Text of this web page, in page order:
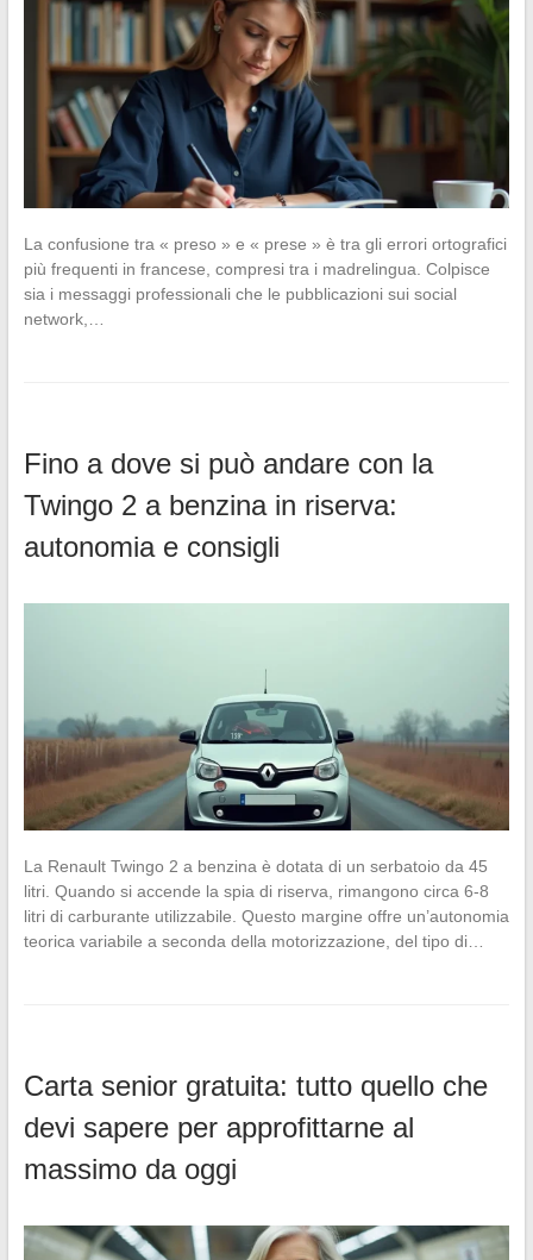
La confusione tra « preso » e « prese » è tra gli errori ortografici
più frequenti in francese, compresi tra i madrelingua. Colpisce
sia i messaggi professionali che le pubblicazioni sui social
network,…
Fino a dove si può andare con la
Twingo 2 a benzina in riserva:
autonomia e consigli
La Renault Twingo 2 a benzina è dotata di un serbatoio da 45
litri. Quando si accende la spia di riserva, rimangono circa 6-8
litri di carburante utilizzabile. Questo margine offre un’autonomia
teorica variabile a seconda della motorizzazione, del tipo di…
Carta senior gratuita: tutto quello che
devi sapere per approfittarne al
massimo da oggi